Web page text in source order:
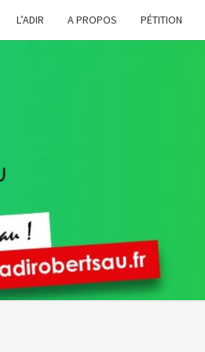
L’ADIR A PROPOS PÉTITION